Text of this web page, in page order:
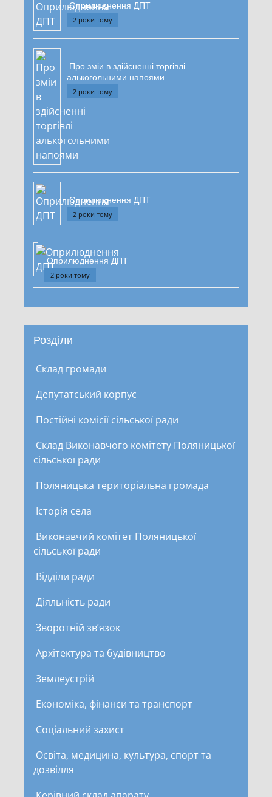
Оприлюднення ДПТ
2 роки тому
Про зміи в здійсненні торгівлі
алькогольними напоями
2 роки тому
Оприлюднення ДПТ
2 роки тому
Оприлюднення ДПТ
2 роки тому
Розділи
Склад громади
Депутатський корпус
Постійні комісії сільської ради
Склад Виконавчого комітету Поляницької
сільської ради
Поляницька територіальна громада
Історія села
Виконавчий комітет Поляницької
сільської ради
Відділи ради
Діяльність ради
Зворотній зв’язок
Архітектура та будівництво
Землеустрій
Економіка, фінанси та транспорт
Соціальний захист
Освіта, медицина, культура, спорт та
дозвілля